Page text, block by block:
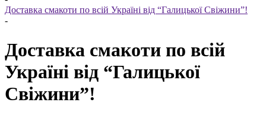
Доставка смакоти по всій Україні від “Галицької Свіжини”!
-
Доставка смакоти по всій
Україні від “Галицької
Свіжини”!